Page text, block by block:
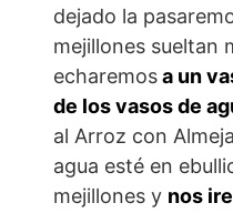
dejado la
mejillones sueltan
echaremosa un
de los vasos de
al Arroz con
agua esté en
mejillones y nos